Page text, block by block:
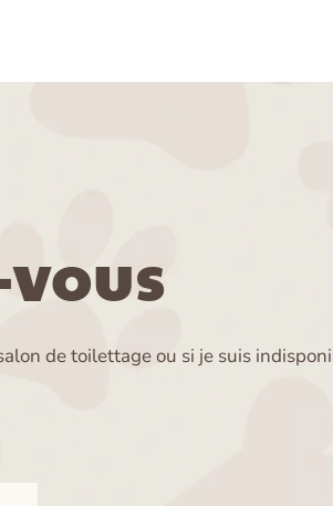
de toilettage ou si je suis